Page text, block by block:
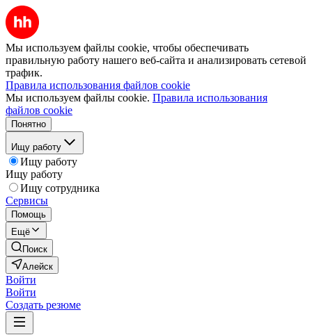
Мы используем файлы cookie, чтобы обеспечивать
правильную работу нашего веб-сайта и анализировать сетевой
трафик.
Правила использования файлов cookie
Мы используем файлы cookie. Правила использования
файлов cookie
Понятно
Ищу работу
Ищу работу
Ищу работу
Ищу сотрудника
Сервисы
Помощь
Ещё
Поиск
Алейск
Войти
Войти
Создать резюме